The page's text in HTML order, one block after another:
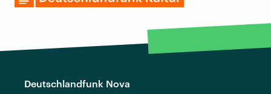
Deutschlandfunk Nova